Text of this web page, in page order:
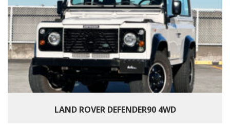
LAND ROVER DEFENDER90 4WD